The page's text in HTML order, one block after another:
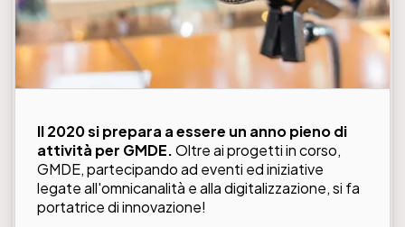
Il 2020 si prepara a essere un anno pieno di
attività per GMDE.Oltre ai progetti in corso,
GMDE, partecipando ad eventi ed iniziative
legate all'omnicanalità e alla digitalizzazione, si fa
portatrice di innovazione!